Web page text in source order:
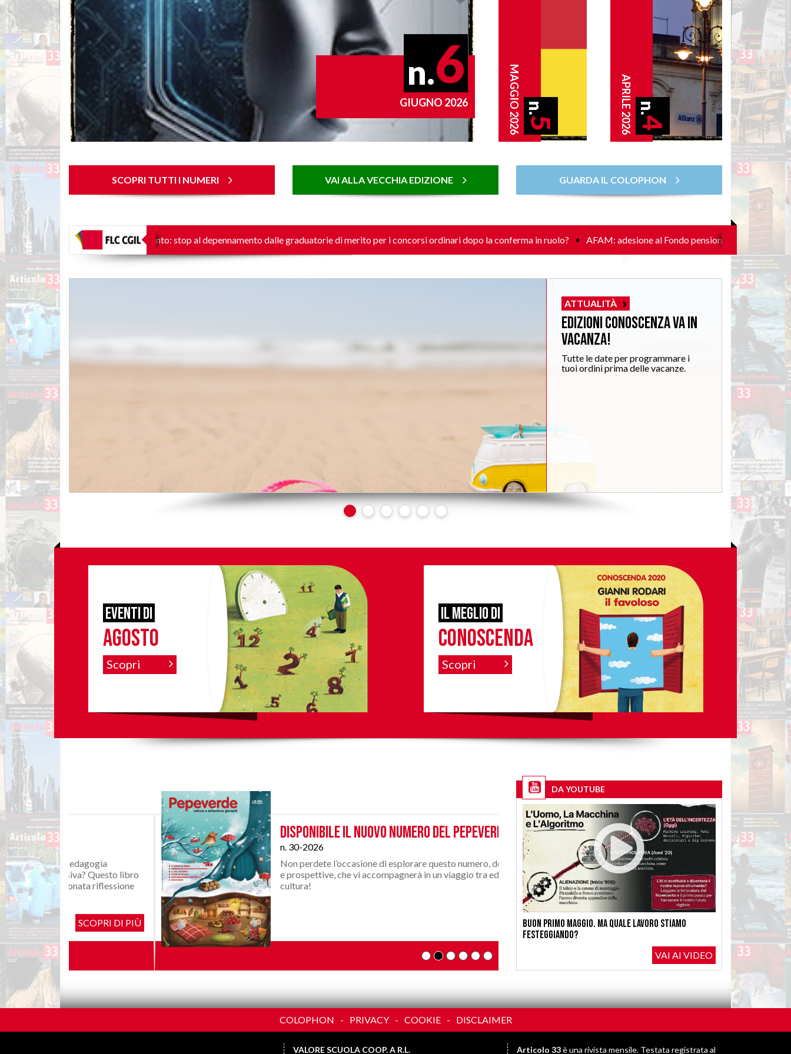
n.6
GIUGNO 2026 n.
5
MAGGIO 2026 n.
4
APRILE 2026
SCOPRI TUTTI I NUMERI VAI ALLA VECCHIA EDIZIONE GUARDA IL COLOPHON
2026/2027 Reclutamento: stop al depennamento dalle graduatorie di merito per i concorsi ordinari dopo la conferma in ruolo? AFAM: adesione al Fondo pensione Espero mediante
ATTUALITÀ
Edizioni Conoscenza va in
vacanza!
Tutte le date per programmare i
tuoi ordini prima delle vacanze.
eventi di
agosto
Scopri
il meglio di
Conoscenda
Scopri
Disponibile il nuovo numero del Pepeverde!
n. 30-2026
Non perdete l’occasione di esplorare questo numero, denso di spunti, dati
e prospettive, che vi accompagnerà in un viaggio tra educazione, arte e
cultura!
DA YOUTUBE
Buon Primo Maggio. Ma quale lavoro stiamo
festeggiando?
VAI AI VIDEO
COLOPHON PRIVACY COOKIE DISCLAIMER
VALORE SCUOLA COOP. A R.L. Articolo 33è una rivista mensile. Testata registrata al